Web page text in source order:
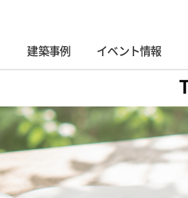
建築事例 イベント情報